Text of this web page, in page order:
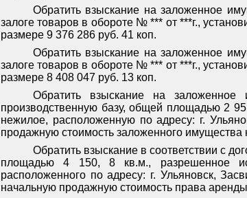
Обратить взыскание на заложенное
залоге товаров в обороте № *** от ***г.,
размере 9 376 286 руб. 41 коп.
Обратить взыскание на заложенное
залоге товаров в обороте № *** от ***г.,
размере 8 408 047 руб. 13 коп.
Обратить взыскание на
производственную базу, общей площадью 2
нежилое, расположенную по адресу: г.
продажную стоимость заложенного имущества
Обратить взыскание в соответствии с
площадью 4 150, 8 кв.м., разрешенное
расположенного по адресу: г. Ульяновск,
начальную продажную стоимость права